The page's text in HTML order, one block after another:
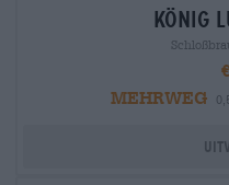
könig
MEHRWEG